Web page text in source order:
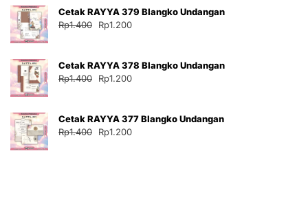
Rp35.000. adalah:
Cetak RAYYA 379 Blangko Undangan
Rp1.400
Harga
Rp1.400.
Rp1.200
adalah:
Cetak RAYYA 378 Blangko Undangan
Rp1.400
Harga
Rp1.400.
Rp1.200
adalah:
Cetak RAYYA 377 Blangko Undangan
Rp1.400
Harga
Rp1.200